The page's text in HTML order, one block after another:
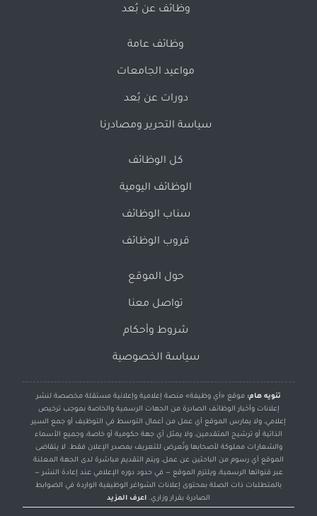
وظائف عن بُعد
وظائف عامة
مواعيد الجامعات
دورات عن بُعد
سياسة التحرير ومصادرنا
كل الوظائف
الوظائف اليومية
سناب الوظائف
قروب الوظائف
حول الموقع
تواصل معنا
شروط وأحكام
سياسة الخصوصية
تنويه هام: موقع «أي وظيفة» منصة إعلامية وإعلانية مستقلة مخصصة لنشر
إعلانات وأخبار الوظائف الصادرة من الجهات الرسمية والخاصة بموجب ترخيص
إعلامي، ولا يمارس الموقع أي عمل من أعمال التوسط في التوظيف أو جمع السير
الذاتية أو ترشيح المتقدمين، ولا يمثل أي جهة حكومية أو خاصة، وجميع الأسماء
والشعارات مملوكة لأصحابها وتُعرض للتعريف بمصدر الإعلان فقط. لا يتقاضى
الموقع أي رسوم من الباحثين عن عمل، ويتم التقديم مباشرة لدى الجهة المعلنة
عبر قنواتها الرسمية، ويلتزم الموقع — في حدود دوره الإعلامي عند إعادة النشر —
بالمتطلبات ذات الصلة بمحتوى إعلانات الشواغر الوظيفية الواردة في الضوابط
الصادرة بقرار وزاري. اعرف المزيد